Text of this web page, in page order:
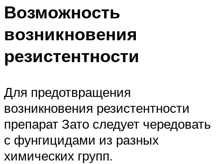
Возможность
возникновения
резистентности
Для предотвращения
возникновения резистентности
препарат Зато следует чередовать
с фунгицидами из разных
химических групп.